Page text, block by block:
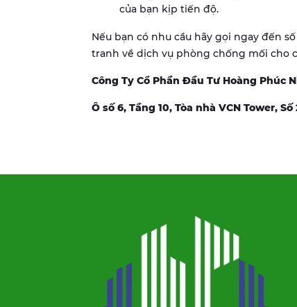
của bạn kịp tiến độ.
Nếu bạn có nhu cầu hãy gọi ngay đến
tranh về dịch vụ phòng chống mối cho
Công Ty Cổ Phần Đầu Tư Hoàng Phúc
Ô số 6, Tầng 10, Tòa nhà VCN Tower,